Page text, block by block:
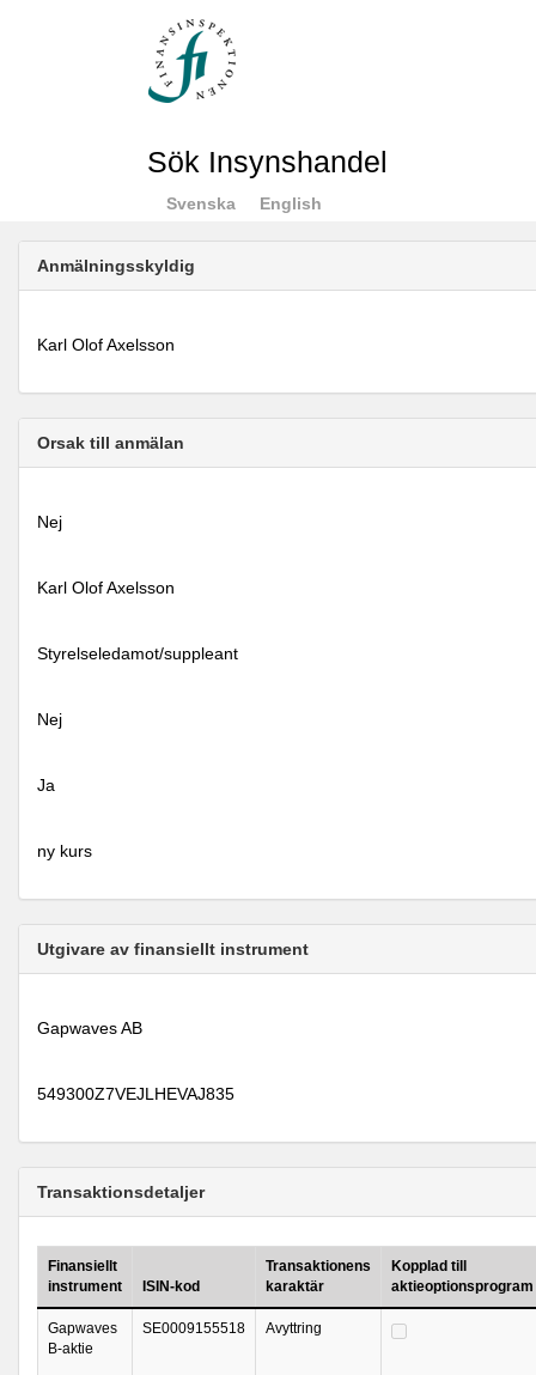
Sök Insynshandel
Svenska English
Anmälningsskyldig
Karl Olof Axelsson
Orsak till anmälan
Nej
Karl Olof Axelsson
Styrelseledamot/suppleant
Nej
Ja
ny kurs
Utgivare av finansiellt instrument
Gapwaves AB
549300Z7VEJLHEVAJ835
Transaktionsdetaljer
Finansiellt
instrument
ISIN-kod
Transaktionens
karaktär
Kopplad till
aktieoptionsprogram
Gapwaves
B-aktie
SE0009155518 Avyttring